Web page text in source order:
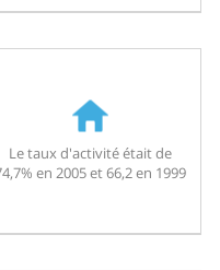
Le taux d'activité était de
en 2005 et 66,2 en 1999